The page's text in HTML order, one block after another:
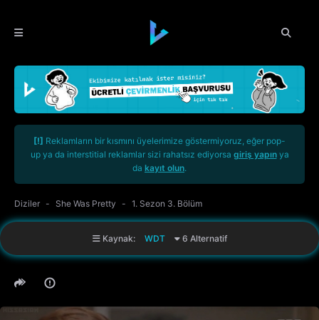
[!] Reklamların bir kısmını üyelerimize göstermiyoruz, eğer pop-
up ya da interstitial reklamlar sizi rahatsız ediyorsa giriş yapınya
da kayıt olun.
Diziler She Was Pretty 1. Sezon 3. Bölüm
Kaynak: WDT 6 Alternatif